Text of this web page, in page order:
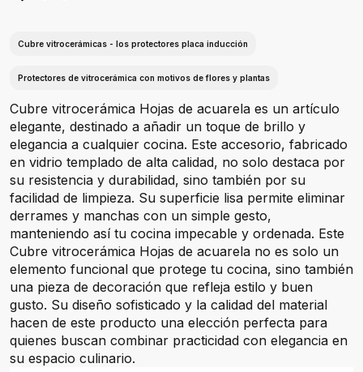
Cubre vitrocerámicas - los protectores placa inducción
Protectores de vitrocerámica con motivos de flores y plantas
Cubre vitrocerámica Hojas de acuarela es un artículo
elegante, destinado a añadir un toque de brillo y
elegancia a cualquier cocina. Este accesorio, fabricado
en vidrio templado de alta calidad, no solo destaca por
su resistencia y durabilidad, sino también por su
facilidad de limpieza. Su superficie lisa permite eliminar
derrames y manchas con un simple gesto,
manteniendo así tu cocina impecable y ordenada. Este
Cubre vitrocerámica Hojas de acuarela no es solo un
elemento funcional que protege tu cocina, sino también
una pieza de decoración que refleja estilo y buen
gusto. Su diseño sofisticado y la calidad del material
hacen de este producto una elección perfecta para
quienes buscan combinar practicidad con elegancia en
su espacio culinario.